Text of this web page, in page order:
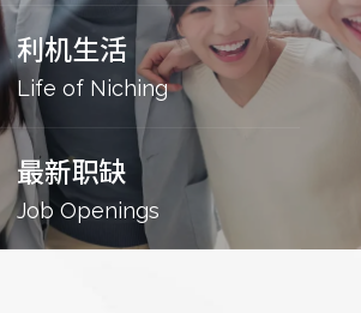
利机生活
Life of Niching
最新职缺
Job Openings